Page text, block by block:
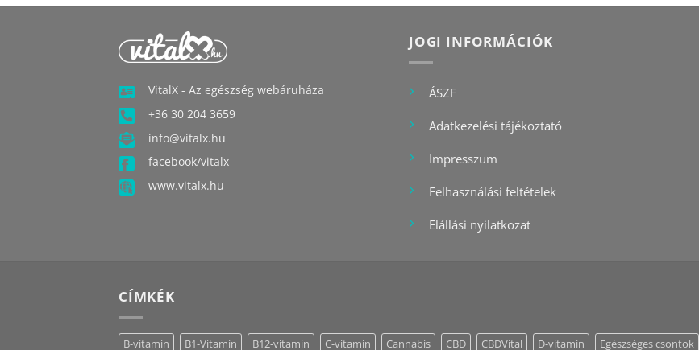
VitalX - Az egészség webáruháza
+36 30 204 3659
info@vitalx.hu
facebook/vitalx
www.vitalx.hu
JOGI INFORMÁCIÓK
ÁSZF
Adatkezelési tájékoztató
Impresszum
Felhasználási feltételek
Elállási nyilatkozat
CÍMKÉK
B-vitamin B1-Vitamin B12-vitamin C-vitamin Cannabis CBD CBDVital D-vitamin Egészséges csontok